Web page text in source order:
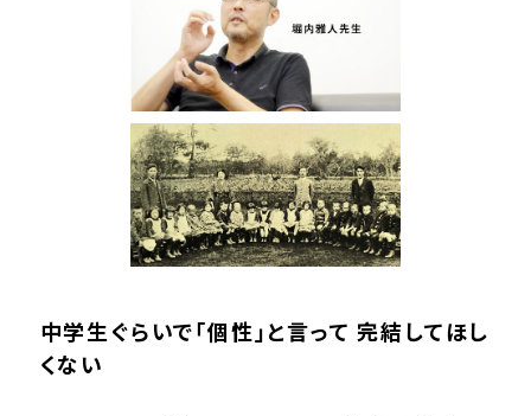
中学生ぐらいで「個性」と言って 完結してほし
くない